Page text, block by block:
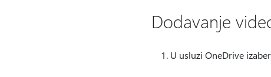
Dodavanje
U usluzi OneDrive